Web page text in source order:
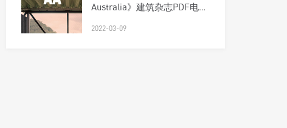
Australia》建筑杂志PDF电子
2022-03-09